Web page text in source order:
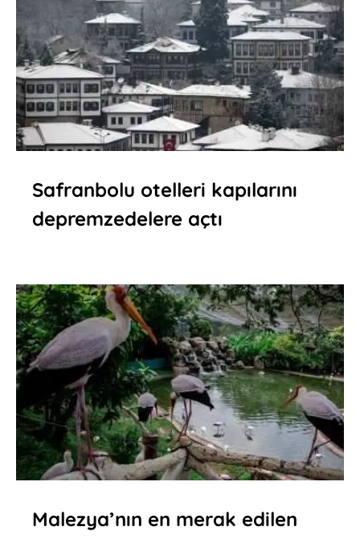
Safranbolu otelleri kapılarını
depremzedelere açtı
Malezya’nın en merak edilen